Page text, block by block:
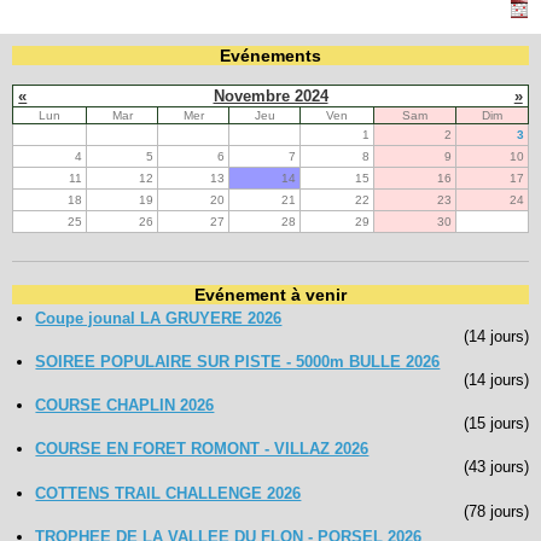
Navigation
recherche
site map
messages récents
Ouverture de session
Nom d'utilisateur:
Demander un nouveau mot de passe
Evénements
« Novembre 2024 »
Lun Mar Mer Jeu Ven Sam
Dim
1
2
3
4
5 6 7 8 9
10
11
12 13 14 15 16
17
18
19 20 21 22 23
24
25
26 27 28 29 30
Evénement à venir
Coupe jounal LA GRUYERE 2026
(14 jours)
SOIREE POPULAIRE SUR PISTE - 5000m BULLE 2026
(14 jours)
COURSE CHAPLIN 2026
(15 jours)
COURSE EN FORET ROMONT - VILLAZ 2026
(43 jours)
COTTENS TRAIL CHALLENGE 2026
(78 jours)
TROPHEE DE LA VALLEE DU FLON - PORSEL 2026